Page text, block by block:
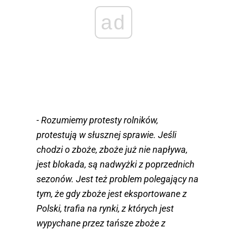
ad
- Rozumiemy protesty rolników,
protestują w słusznej sprawie. Jeśli
chodzi o zboże, zboże już nie napływa,
jest blokada, są nadwyżki z poprzednich
sezonów. Jest też problem polegający na
tym, że gdy zboże jest eksportowane z
Polski, trafia na rynki, z których jest
wypychane przez tańsze zboże z